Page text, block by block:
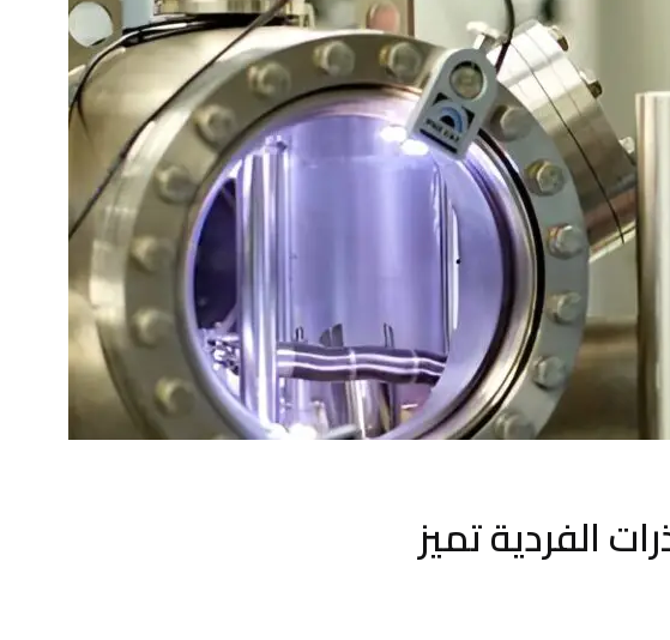
الفردية تميز